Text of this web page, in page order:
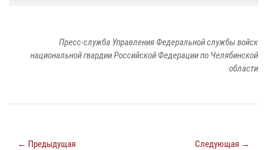
Пресс-служба Управления Федеральной службы войск
национальной гвардии Российской Федерации по Челябинской
области
← Предыдущая Следующая →